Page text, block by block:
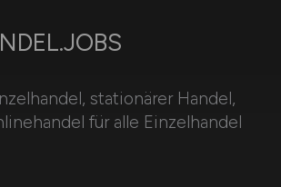
stationärer Handel,
für alle Einzelhandel